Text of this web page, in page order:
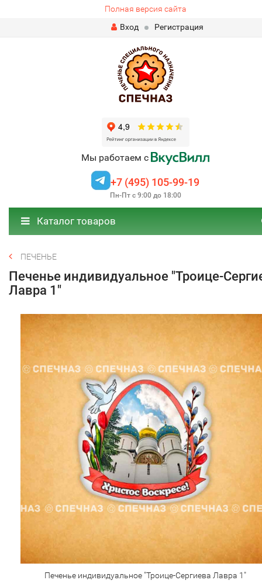
Полная версия сайта
Вход
Регистрация
Мы работаем с
+7 (495) 105-99-19
Пн-Пт с 9:00 до 18:00
Каталог товаров
ПЕЧЕНЬЕ
Печенье индивидуальное "Троице-
Лавра 1"
Печенье индивидуальное "Троице-Сергиева Лавра 1"